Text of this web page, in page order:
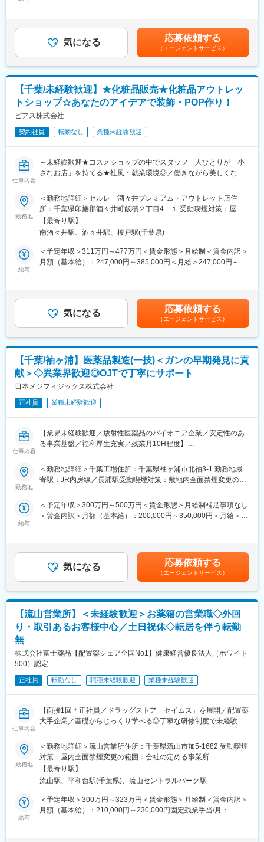
出荷された薬は、その日のうちに患者さんに投与され検査が行わ
れます。その検査結果は癌の早期発見につながり、迅速な治療方
針の決定に大きな影響を及ぼします。質の高い製品を作ることが
■当社について：
主な事業分野であるSPECT・PETと呼ばれる核医学検査は、生体
内の微妙な変化をとらえて画像化する「分子イメージング」とい
う技術であり、医療課題の克服に幅広く力を発揮できる可能性が
あります。特にPET検査はがん診療になくてはならないツールと
なりましたが、当社は2005年に国内初のPET検査用放射性医薬品
の承認を取得し、全国に安定供給をしております。
変更の範囲：会社の定める業務
そのため、店頭に並ぶ製品ラインナップはいつも同じものではあ
りません。
月に1回は新しい製品が入ってくるから、定期的にお店を覗きに来
ある、ワクワクがいっぱい詰まったショップです！
■風通しの良い職場環境
・ショップ中のひとつのコーナーを、自分で販売するものを決め
・自分のアイデアを取り入れて結果に繋がるので非常にやりがい
を感じられます。
す。
仲間と目標達成したときは大きなやりがいを感じられます！
■未経験でも安心のサポート体制◎
・入社後すぐに接客マナーの基本、美容知識、化粧品知識を基礎
からしっかり研修します。
・全国の店舗の成功事例が共有されるので、あなたの販売スキ
・人間関係や風通しのよさが当社の魅力の一つ。先輩方が丁寧に
業務をサポートしてくれます。
1）チーフ（店長）やエリアマネージャー、ブランド責任者のよう
なマネジメントを目指せます
2）ピアスグループ内の様々な美容ブランドへ異動して新たな職種
にチャレンジできます
3）店頭で培った経験をもとに、本社で人事・製品プロモーショ
ン・マーケティングなどに携われるチャンスもあります
■就業環境：
・有名ブランドを多数展開している当社製品を特別価格で購入で
きます。働きながら自身も美しくなることができる環境です！
給額15万円）※特別賞与は業績状況による■モデル年収：スタッフ
（3年目）322万円チーフ（5年目）391万円賃金はあくまでも目安
の金額であり、選考を通じて上下する可能性があります。月給(月
額)は固定手当を含めた表記です。
気になる 応募依頼する
（エージェントサービス）
【千葉/未経験歓迎】★化粧品販売★化粧品アウトレッ
トショップ☆あなたのアイデアで装飾・POP作り！
ピアス株式会社
契約社員 転勤なし 業種未経験歓迎
仕事内容
～未経験歓迎★コスメショップの中でスタッフ一人ひとりが「小
さなお店」を持てる★社風・就業環境◎／働きながら美しくなれ
■仕事内容：
コスメ販売・接客サービスはもちろん、ディスプレイやPOP作成
もおまかせいたします。
◎セルレについて
国内外のコスメブランドの製品を、80～30％OFFで販売するアウ
トレットコスメのお店です。
月に1回は新しい製品が入ってくるから、定期的にお店を覗きに来
て頂く常連様もたくさん！
もちろんスタッフにとっても、いつも新しいコスメとの出会いが
・ショップ中のひとつのコーナーを、自分で販売するものを決め
てディスプレイなどを工夫して運営できます。
・自分のアイデアを取り入れて結果に繋がるので非常にやりがい
・個人ノルマは無し！チームで業務を進めるのが当社の特徴で
す。
■未経験でも安心のサポート体制◎
からしっかり研修します。
・全国の店舗の成功事例が共有されるので、あなたの販売スキ
・人間関係や風通しのよさが当社の魅力の一つ。先輩方が丁寧に
業務をサポートしてくれます。
1）チーフ（店長）やエリアマネージャー、ブランド責任者のよう
なマネジメントを目指せます
2）ピアスグループ内の様々な美容ブランドへ異動して新たな職種
ン・マーケティングなどに携われるチャンスもあります
■就業環境：
きます。働きながら自身も美しくなることができる環境です！
・あなたの奨学金返済を会社が8割負担してくれます！お給料を自
勤務地
＜勤務地詳細＞セルレ 酒々井プレミアム・アウトレット店住
所：千葉県印旛郡酒々井町飯積２丁目4－１ 受動喫煙対策：屋内
全面禁煙
【最寄り駅】
南酒々井駅、酒々井駅、榎戸駅(千葉県)
給与
＜予定年収＞311万円～477万円＜賃金形態＞月給制＜賃金内訳＞
月額（基本給）：247,000円～385,000円＜月給＞247,000円～
給額15万円）※特別賞与は業績状況による■モデル年収：チーフ
（3年目）358万円チーフ（5年目）426万円賃金はあくまでも目安
の金額であり、選考を通じて上下する可能性があります。月給(月
額)は固定手当を含めた表記です。
気になる 応募依頼する
（エージェントサービス）
【千葉/袖ヶ浦】医薬品製造(一技)＜ガンの早期発見に貢
献＞◇異業界歓迎◎OJTで丁寧にサポート
日本メジフィジックス株式会社
正社員 業種未経験歓迎
仕事内容
【業界未経験歓迎／放射性医薬品のパイオニア企業／安定性のあ
る事業基盤／福利厚生充実／残業月10H程度】
【はじめに】
放射性医薬品トップシェアの当社にて、製造担当を募集します。
化学や食品、機電系など業界未経験の方も歓迎します。
【業務内容】
医薬品製造や文書作成などの業務をお任せします。
■製造所の管理（各種試薬や備品等の管理）
【働き方】
■勤務形態：
シフト制となります。
8:30～17:15／20:15～5:00／11:45～20:30
※7時間45分勤務、夜勤は月1/3程度（3交替勤務のイメージです）
※平均残業時間は10時間程度です。
【やりがい】
病気の早期発見や正確な診断に直接役立つ仕事です。出荷された
薬は、その日の内に患者さんに投与され検査が行われます。その
検査結果は癌の早期発見につながり、治療方針の決定に大きな影
の方が救われることになる、大きなやりがいを感じられる仕事で
す。専門性が高く、医療を支える重要な役割を担えます。
放射性医薬品とは、ごく弱い放射線を出す成分を含んだ薬のこと
です。主に病気を見つける（診断）ためや、病気を治す（治療）
ために使われます。体の中に入ると、特定の臓器や病気の場所に
集まるように作られており、診断では、集まった場所から出る放
できるようになっています。
勤務地
＜勤務地詳細＞千葉工場住所：千葉県袖ヶ浦市北袖3-1 勤務地最
寄駅：JR内房線／長浦駅受動喫煙対策：敷地内全面禁煙変更の範
給与
＜予定年収＞300万円～500万円＜賃金形態＞月給制補足事項なし
＜賃金内訳＞月額（基本給）：200,000円～350,000円＜月給＞
績のターゲット100％達成の場合支給■昇給：年1回賃金はあくま
でも目安の金額であり、選考を通じて上下する可能性がありま
す。月給(月額)は固定手当を含めた表記です。
気になる 応募依頼する
（エージェントサービス）
【流山営業所】＜未経験歓迎＞お薬箱の営業職◇外回
り・取引あるお客様中心／土日祝休◇転居を伴う転勤
無
株式会社富士薬品【配置薬シェア全国No1】健康経営優良法人（ホワイト
500）認定
正社員 転勤なし 職種未経験歓迎 業種未経験歓迎
仕事内容
【面接1回＊正社員／ドラッグストア「セイムス」を展開／配置薬
大手企業／基礎からじっくり学べる◎丁寧な研修制度で未経験の
■職務内容：
担当エリアのお客様（個人宅や企業）へ訪問し、配置薬（お薬
箱）や健康食品の提案をお任せします。
※既に、取引のあるお客様先を訪問するスタイルです。
＜仕事の流れ＞
配置薬や健康食品、サプリメントの使用頻度に合わせて、1～6ヵ
勤務地
＜勤務地詳細＞流山営業所住所：千葉県流山市加5-1682 受動喫煙
対策：屋内全面禁煙変更の範囲：会社の定める事業所
【最寄り駅】
流山駅、平和台駅(千葉県)、流山セントラルパーク駅
給与
＜予定年収＞300万円～323万円＜賃金形態＞月給制＜賃金内訳＞
月額（基本給）：210,000円～230,000円固定残業手当/月：